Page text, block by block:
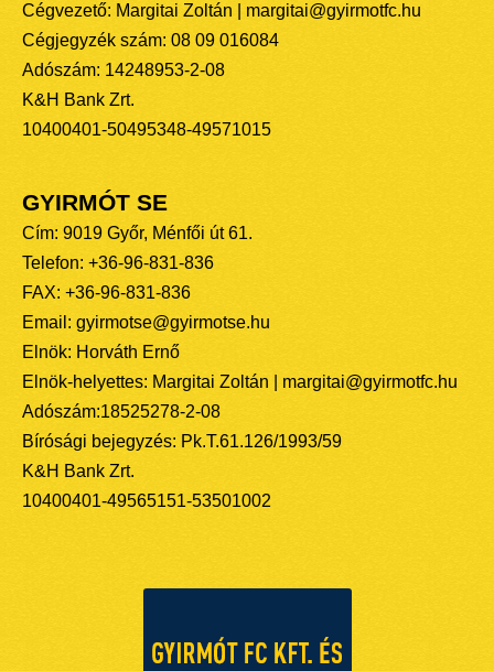
Cégvezető: Margitai Zoltán | margitai@gyirmotfc.hu
Cégjegyzék szám: 08 09 016084
Adószám: 14248953-2-08
K&H Bank Zrt.
10400401-50495348-49571015
GYIRMÓT SE
Cím: 9019 Győr, Ménfői út 61.
Telefon: +36-96-831-836
FAX: +36-96-831-836
Email: gyirmotse@gyirmotse.hu
Elnök: Horváth Ernő
Elnök-helyettes: Margitai Zoltán | margitai@gyirmotfc.hu
Adószám:18525278-2-08
Bírósági bejegyzés: Pk.T.61.126/1993/59
K&H Bank Zrt.
10400401-49565151-53501002